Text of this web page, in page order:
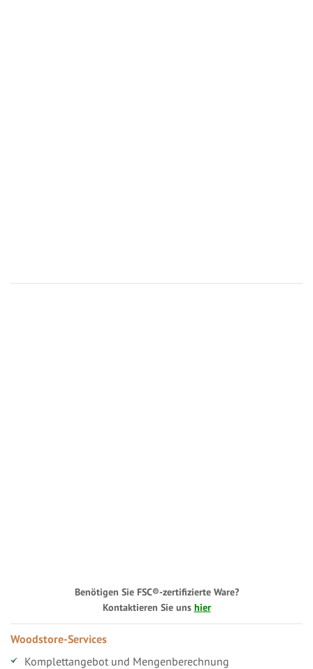
Benötigen Sie FSC®-zertifizierte Ware?
Kontaktieren Sie uns hier
Woodstore-Services
Komplettangebot und Mengenberechnung